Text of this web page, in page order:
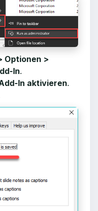
Optionen >
In.
In aktivieren.